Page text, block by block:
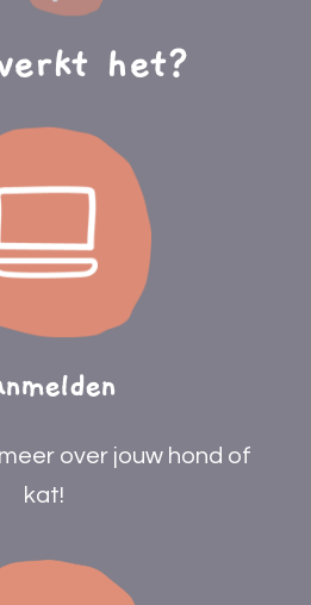
het?
over jouw hond of
kat!